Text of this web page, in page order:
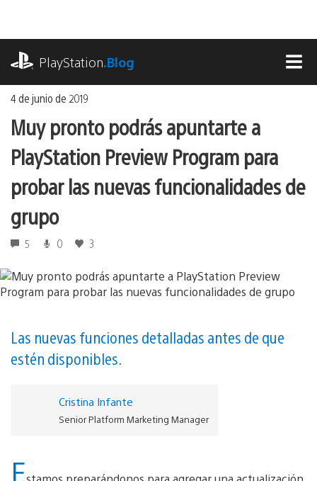
contenido
PlayStation.Blog
4 de junio de 2019
Muy pronto podrás apuntarte a
PlayStation Preview Program para
probar las nuevas funcionalidades de
grupo
5 0 3
Las nuevas funciones detalladas antes de que
estén disponibles.
Cristina Infante
Senior Platform Marketing Manager
E